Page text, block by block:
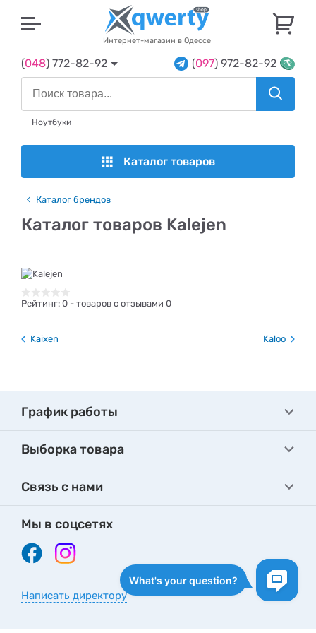
Интернет-магазин в Одессе
(048) 772-82-92 (097) 972-82-92
Ноутбуки
Каталог товаров
Каталог брендов
Каталог товаров Kalejen
Рейтинг: 0 - товаров с отзывами 0
Kaixen Kaloo
График работы
Выборка товара
Связь с нами
Мы в соцсетях
Написать директору